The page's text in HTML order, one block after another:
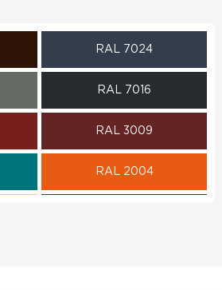
RAL 7024
RAL 7016
RAL 3009
RAL 2004